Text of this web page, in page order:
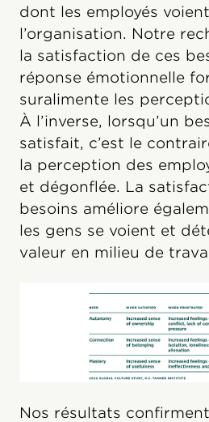
dont les employés
l’organisation. Notre
la satisfaction de ces
réponse émotionnelle
suralimente les
À l’inverse, lorsqu’un
satisfait, c’est le
la perception des
et dégonflée. La
besoins améliore
les gens se voient et
valeur en milieu de
Nos résultats